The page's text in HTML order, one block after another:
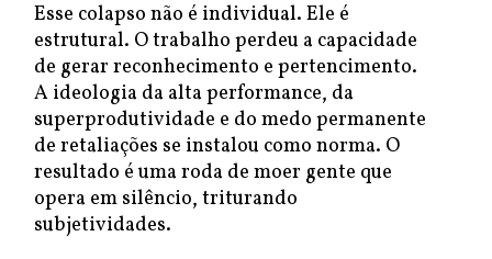
Esse colapso não é individual. Ele é
estrutural. O trabalho perdeu a capacidade
de gerar reconhecimento e pertencimento.
A ideologia da alta performance, da
superprodutividade e do medo permanente
de retaliações se instalou como norma. O
resultado é uma roda de moer gente que
opera em silêncio, triturando
subjetividades.